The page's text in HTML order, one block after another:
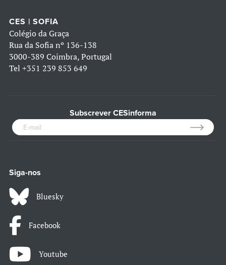
CES | SOFIA
Colégio da Graça
Rua da Sofia nº 136-138
3000-389 Coimbra, Portugal
Tel +351 239 853 649
Subscrever CESinforma
Siga-nos
Bluesky
Facebook
Youtube